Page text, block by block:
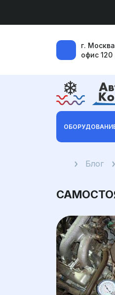
г.
офис 120
Главная
Блог